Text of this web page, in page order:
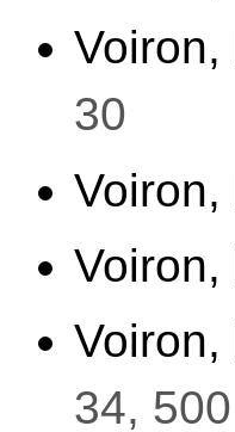
30
Voiron,
Voiron,
34, 500